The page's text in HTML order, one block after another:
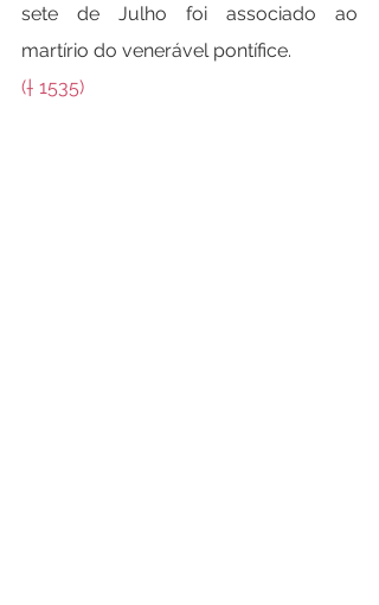
sete de Julho foi associado ao
martírio do venerável pontífice.
(† 1535)